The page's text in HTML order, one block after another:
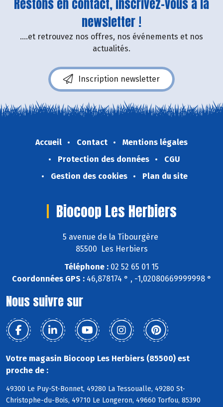
Restons en contact, inscrivez-vous à la
newsletter !
....et retrouvez nos offres, nos événements et nos
actualités.
Inscription newsletter
Accueil Contact
Mentions légales
Protection des données
CGU
Gestion des cookies
Plan du site
Biocoop Les Herbiers
5 avenue de la Tibourgère
85500 Les Herbiers
Téléphone : 02 52 65 01 15
Coordonnées GPS :46,878174 ° , -1,02080669999998 °
Nous suivre sur
Votre magasin Biocoop Les Herbiers (85500) est
proche de :
49300 Le Puy-St-Bonnet, 49280 La Tessoualle, 49280 St-
Christophe-du-Bois, 49710 Le Longeron, 49660 Torfou, 85390